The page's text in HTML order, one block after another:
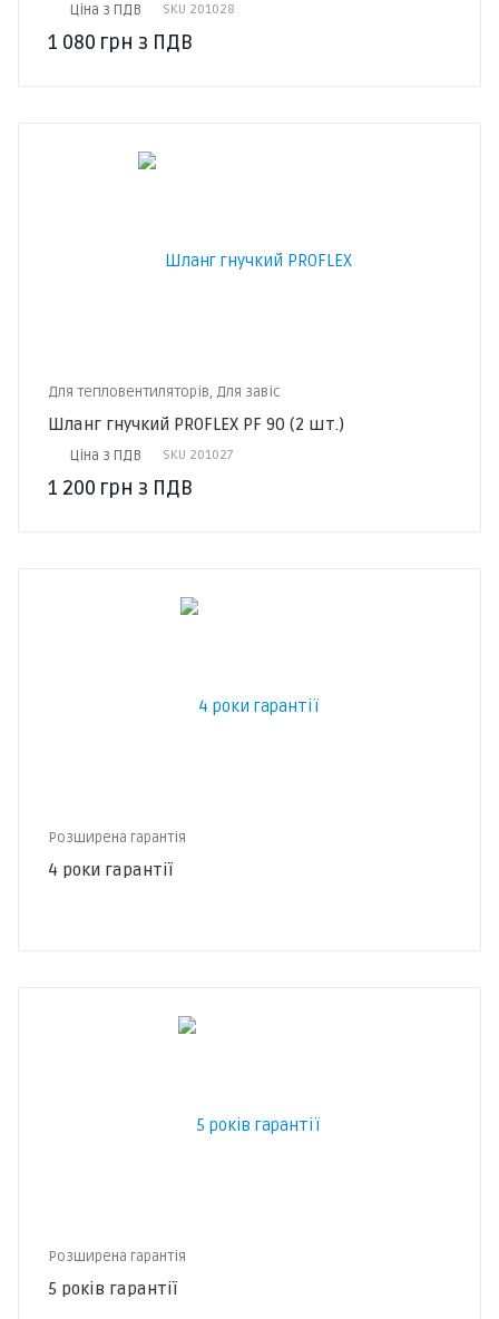
Ціна з ПДВ SKU 201028
1 080 грн з ПДВ
Для тепловентиляторів, Для завіс
Шланг гнучкий PROFLEX PF 90 (2 шт.)
Ціна з ПДВ SKU 201027
1 200 грн з ПДВ
Розширена гарантія
4 роки гарантії
Розширена гарантія
5 років гарантії